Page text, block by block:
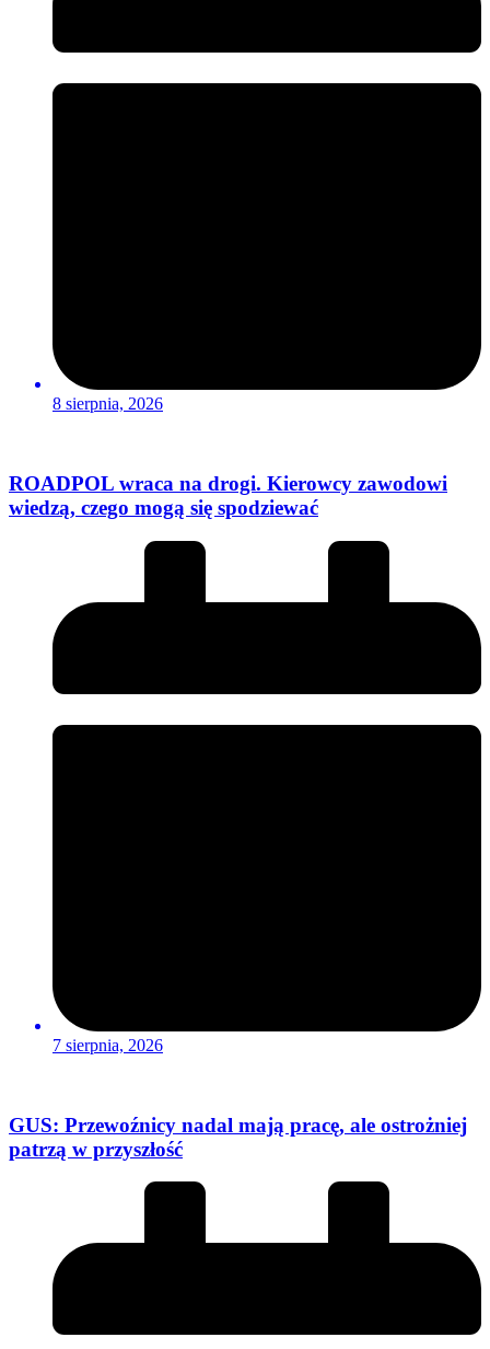
8 sierpnia, 2026
ROADPOL wraca na drogi. Kierowcy zawodowi
wiedzą, czego mogą się spodziewać
7 sierpnia, 2026
GUS: Przewoźnicy nadal mają pracę, ale ostrożniej
patrzą w przyszłość